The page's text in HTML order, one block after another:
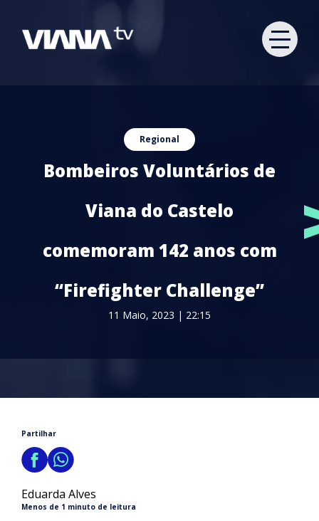
Regional
Bombeiros Voluntários de
Viana do Castelo
comemoram 142 anos com
“Firefighter Challenge”
11 Maio, 2023 | 22:15
Partilhar
Eduarda Alves
Menos de 1 minuto de leitura